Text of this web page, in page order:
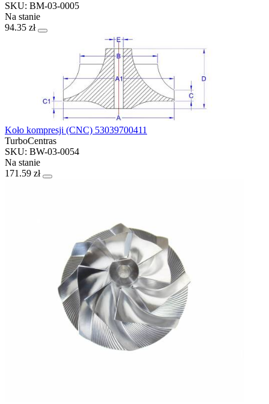
SKU: BM-03-0005
Na stanie
94.35 zł
Koło kompresji (CNC) 53039700411
TurboCentras
SKU: BW-03-0054
Na stanie
171.59 zł